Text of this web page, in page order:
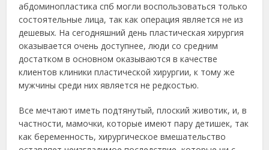
абдоминопластика спб могли воспользоваться только
состоятельные лица, так как операция является не из
дешевых. На сегодняшний день пластическая хирургия
оказывается очень доступнее, люди со средним
достатком в основном оказываются в качестве
клиентов клиники пластической хирургии, к тому же
мужчины среди них является не редкостью.
Все мечтают иметь подтянутый, плоский животик, и, в
частности, мамочки, которые имеют пару детишек, так
как беременность, хирургическое вмешательство